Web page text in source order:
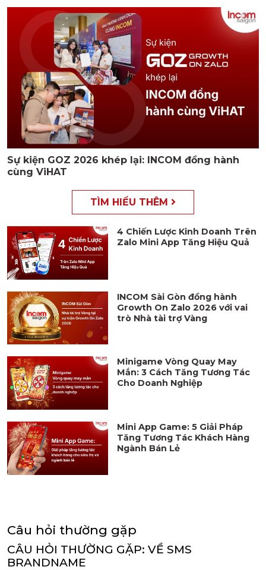
Sự kiện GOZ 2026 khép lại: INCOM đồng hành
cùng ViHAT
TÌM HIỂU THÊM
4 Chiến Lược Kinh Doanh Trên
Zalo Mini App Tăng Hiệu Quả
INCOM Sài Gòn đồng hành
Growth On Zalo 2026 với vai
trò Nhà tài trợ Vàng
Minigame Vòng Quay May
Mắn: 3 Cách Tăng Tương Tác
Cho Doanh Nghiệp
Mini App Game: 5 Giải Pháp
Tăng Tương Tác Khách Hàng
Ngành Bán Lẻ
Câu hỏi thường gặp
CÂU HỎI THƯỜNG GẶP: VỀ SMS
BRANDNAME